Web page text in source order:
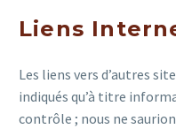
Liens
Les liens vers d’autres
indiqués qu’à titre
contrôle ; nous ne